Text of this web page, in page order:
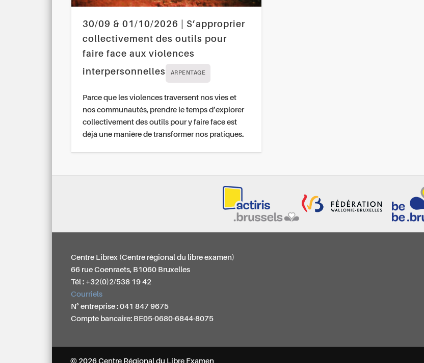
30/09 & 01/10/2026 | S’approprier
collectivement des outils pour
faire face aux violences
interpersonnelles
ARPENTAGE
Parce que les violences traversent nos vies et
nos communautés, prendre le temps d’explorer
collectivement des outils pour y faire face est
déjà une manière de transformer nos pratiques.
Centre Librex (Centre régional du libre examen)
66 rue Coenraets, B1060 Bruxelles
Tél : +32(0)2/538 19 42
Courriels
N° entreprise : 041 847 9675
Compte bancaire: BE05-0680-6844-8075
© 2026 Centre Régional du Libre Examen